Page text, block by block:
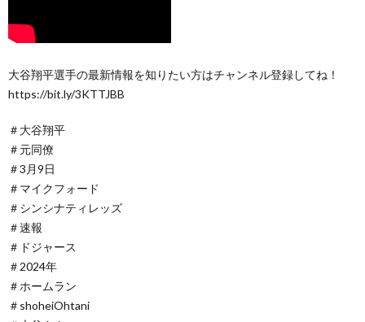
大谷翔平選手の最新情報を知りたい方はチャンネル登録してね！
https://bit.ly/3KTTJBB
＃大谷翔平
＃元同僚
＃3月9日
＃マイクフォード
＃シンシナティレッズ
＃速報
＃ドジャース
＃2024年
＃ホームラン
＃shoheiOhtani